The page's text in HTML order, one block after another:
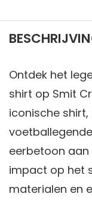
Ontdek het
shirt op Smit
iconische
eerbetoon
impact op het
materialen en